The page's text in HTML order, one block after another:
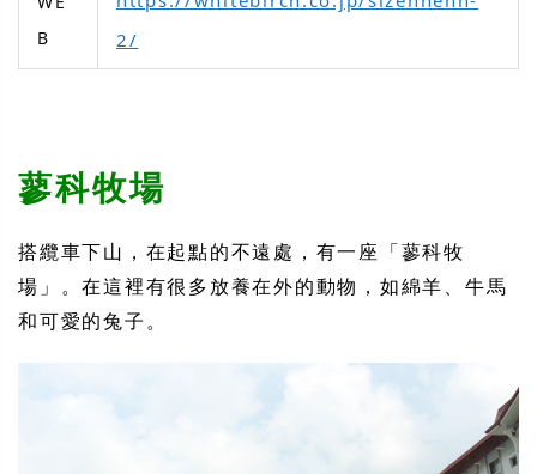
B
2/
蓼科牧場
搭纜車下山，在起點的不遠處，有一座「蓼科牧
場」。在這裡有很多放養在外的動物，如綿羊、牛馬
和可愛的兔子。